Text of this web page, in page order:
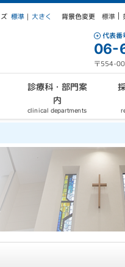
標準 ｜ 大きく 背景色変更 標準
代表番
06-
〒554-
診療科・部門案
内
clinical departments